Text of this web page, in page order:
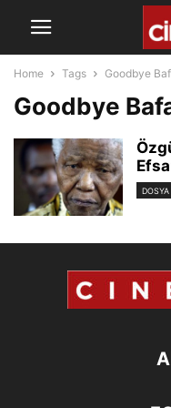
Home Tags Goodbye
Goodbye
DOSYA